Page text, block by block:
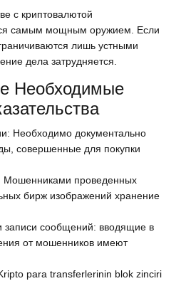
с криптовалютой
самым мощным оружием. Если
лишь устными
дела затрудняется.
Необходимые
Необходимо документально
совершенные для покупки
Мошенниками проведенных
бирж изображений хранение
записи сообщений: вводящие в
от мошенников имеют
para transferlerinin blok zinciri